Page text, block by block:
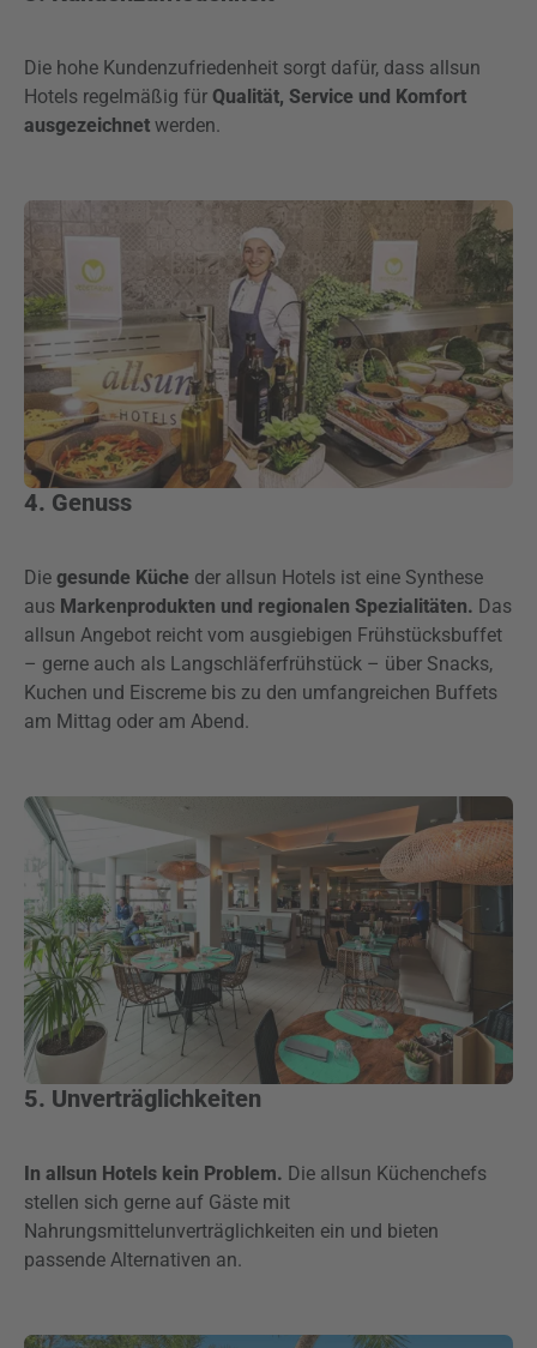
Die hohe Kundenzufriedenheit sorgt dafür, dass allsun
Hotels regelmäßig für Qualität, Service und Komfort
ausgezeichnet werden.
4. Genuss
Die gesunde Küche der allsun Hotels ist eine Synthese
aus Markenprodukten und regionalen Spezialitäten. Das
allsun Angebot reicht vom ausgiebigen Frühstücksbuffet
– gerne auch als Langschläferfrühstück – über Snacks,
Kuchen und Eiscreme bis zu den umfangreichen Buffets
am Mittag oder am Abend.
5. Unverträglichkeiten
In allsun Hotels kein Problem. Die allsun Küchenchefs
stellen sich gerne auf Gäste mit
Nahrungsmittelunverträglichkeiten ein und bieten
passende Alternativen an.